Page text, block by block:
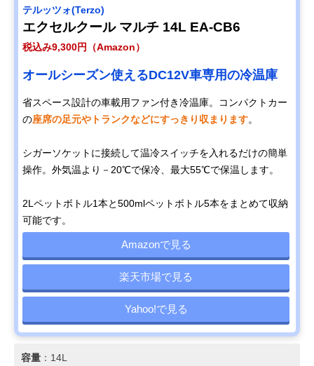
テルッツォ(Terzo)
エクセルクール マルチ 14L EA-CB6
税込み9,300円（Amazon）
オールシーズン使えるDC12V車専用の冷温庫
省スペース設計の車載用ファン付き冷温庫。コンパクトカー
の座席の足元やトランクなどにすっきり収まります。
シガーソケットに接続して温冷スイッチを入れるだけの簡単
操作。外気温より－20℃で保冷、最大55℃で保温します。
2Lペットボトル1本と500mlペットボトル5本をまとめて収納
可能です。
Amazonで見る
楽天市場で見る
Yahoo!で見る
容量 ：14L